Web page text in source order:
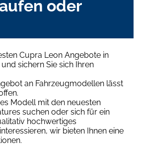
oder
Cupra Leon Angebote in
sichern Sie sich Ihren
an Fahrzeugmodellen lässt
Modell mit den neuesten
suchen oder sich für ein
hochwertiges
wir bieten Ihnen eine